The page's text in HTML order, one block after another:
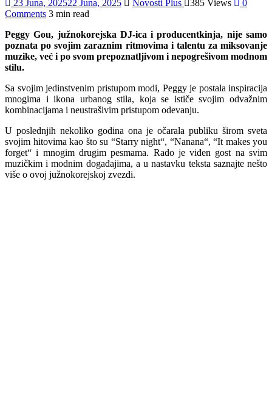
23 Juna, 202522 Juna, 2025 Novosti Plus 385 Views
0
Comments 3 min read
Peggy Gou, južnokorejska DJ-ica i producentkinja, nije samo
poznata po svojim zaraznim ritmovima i talentu za miksovanje
muzike, već i po svom prepoznatljivom i nepogrešivom modnom
stilu.
Sa svojim jedinstvenim pristupom modi, Peggy je postala inspiracija
mnogima i ikona urbanog stila, koja se ističe svojim odvažnim
kombinacijama i neustrašivim pristupom odevanju.
U poslednjih nekoliko godina ona je očarala publiku širom sveta
svojim hitovima kao što su “Starry night“, “Nanana“, “It makes you
forget“ i mnogim drugim pesmama. Rado je viđen gost na svim
muzičkim i modnim događajima, a u nastavku teksta saznajte nešto
više o ovoj južnokorejskoj zvezdi.